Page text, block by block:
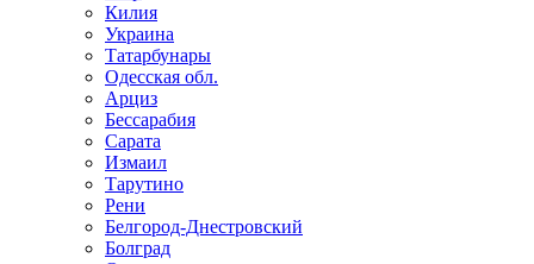
Килия
Украина
Татарбунары
Одесская обл.
Арциз
Бессарабия
Сарата
Измаил
Тарутино
Рени
Белгород-Днестровский
Болград